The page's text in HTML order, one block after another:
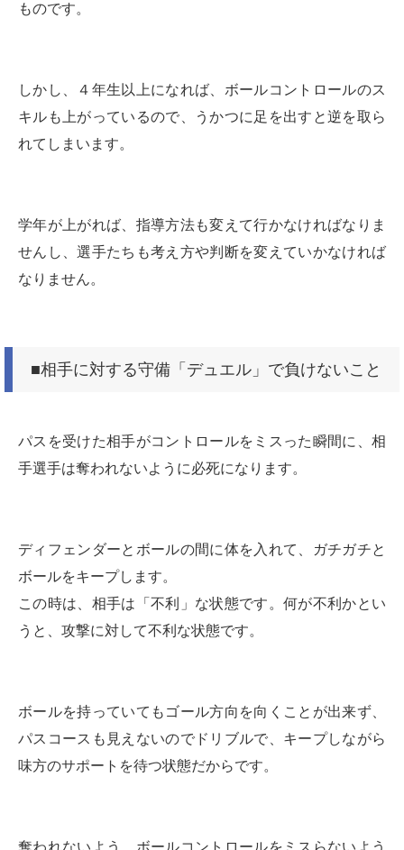
ものです。
しかし、４年生以上になれば、ボールコントロールのス
キルも上がっているので、うかつに足を出すと逆を取ら
れてしまいます。
学年が上がれば、指導方法も変えて行かなければなりま
せんし、選手たちも考え方や判断を変えていかなければ
なりません。
■相手に対する守備「デュエル」で負けないこと
パスを受けた相手がコントロールをミスった瞬間に、相
手選手は奪われないように必死になります。
ディフェンダーとボールの間に体を入れて、ガチガチと
ボールをキープします。
この時は、相手は「不利」な状態です。何が不利かとい
うと、攻撃に対して不利な状態です。
ボールを持っていてもゴール方向を向くことが出来ず、
パスコースも見えないのでドリブルで、キープしながら
味方のサポートを待つ状態だからです。
奪われないよう、ボールコントロールをミスらないよう